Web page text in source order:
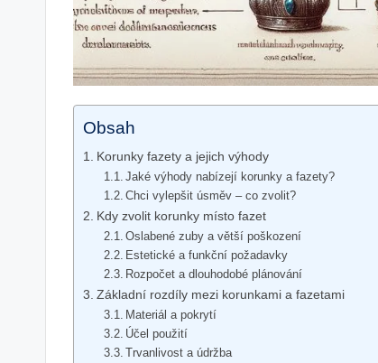
Obsah
Korunky‍ fazety a jejich výhody
Jaké výhody nabízejí korunky a fazety?
Chci vylepšit ​úsměv‌ – co zvolit?
Kdy zvolit⁢ korunky místo fazet
Oslabené zuby ⁢a větší poškození
Estetické a‌ funkční požadavky
Rozpočet a ⁤dlouhodobé plánování
Základní rozdíly mezi korunkami⁤ a fazetami
Materiál ​a pokrytí
Účel použití
Trvanlivost a ⁤údržba